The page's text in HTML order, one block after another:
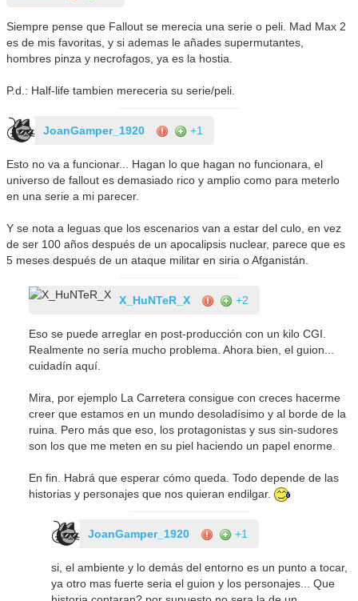
Siempre pense que Fallout se merecia una serie o peli. Mad Max 2
es de mis favoritas, y si ademas le añades supermutantes,
hombres pinza y necrofagos, ya es la hostia.
P.d.: Half-life tambien mereceria su serie/peli.
JoanGamper_1920 +1
Esto no va a funcionar... Hagan lo que hagan no funcionara, el
universo de fallout es demasiado rico y amplio como para meterlo
en una serie a mi parecer.
Y se nota a leguas que los escenarios van a estar del culo, en vez
de ser 100 años después de un apocalipsis nuclear, parece que es
5 meses después de un ataque militar en siria o Afganistán.
X_HuNTeR_X +2
Eso se puede arreglar en post-producción con un kilo CGI.
Realmente no sería mucho problema. Ahora bien, el guion...
cuidadín aquí.
Mira, por ejemplo La Carretera consigue con creces hacerme
creer que estamos en un mundo desoladísimo y al borde de la
ruina. Pero más que eso, los protagonistas y sus sin-sudores
son los que me meten en su piel haciendo un papel enorme.
En fin. Habrá que esperar cómo queda. Todo depende de las
historias y personajes que nos quieran endilgar.
JoanGamper_1920 +1
si, el ambiente y lo demás del entorno es un punto a tocar,
ya otro mas fuerte seria el guion y los personajes... Que